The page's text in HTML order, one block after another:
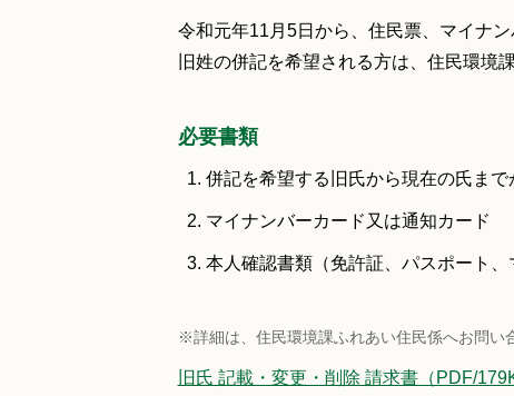
令和元年11月5日から、住民票、マイナ
旧姓の併記を希望される方は、住民環境
必要書類
併記を希望する旧氏から現在の氏ま
マイナンバーカード又は通知カード
本人確認書類（免許証、パスポート、
※詳細は、住民環境課ふれあい住民係へお問い
旧氏 記載・変更・削除 請求書（PDF/